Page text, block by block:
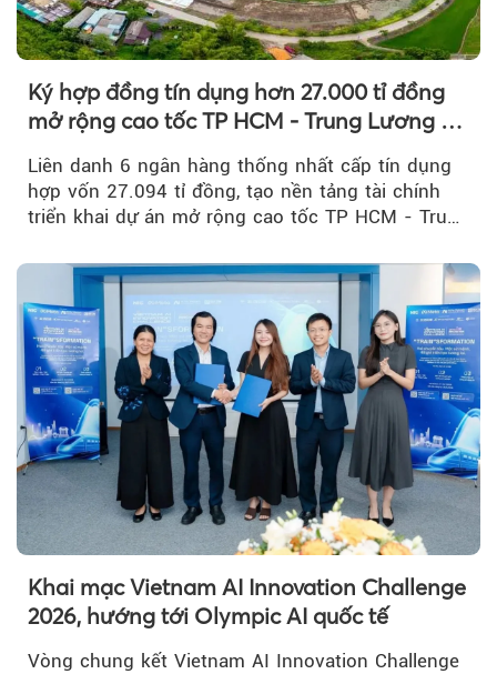
Ký hợp đồng tín dụng hơn 27.000 tỉ đồng
mở rộng cao tốc TP HCM - Trung Lương -
Liên danh 6 ngân hàng thống nhất cấp tín dụng
hợp vốn 27.094 tỉ đồng, tạo nền tảng tài chính
triển khai dự án mở rộng cao tốc TP HCM - Trung
kết nối TP HCM với Đồng bằng sông Cửu Long.
Khai mạc Vietnam AI Innovation Challenge
2026, hướng tới Olympic AI quốc tế
Vòng chung kết Vietnam AI Innovation Challenge